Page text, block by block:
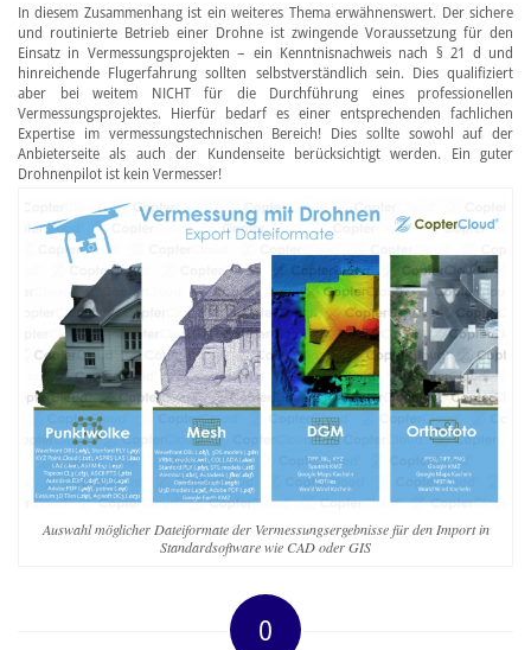
In diesem Zusammenhang ist ein weiteres Thema erwähnenswert. Der sichere
und routinierte Betrieb einer Drohne ist zwingende Voraussetzung für den
Einsatz in Vermessungsprojekten – ein Kenntnisnachweis nach § 21 d und
hinreichende Flugerfahrung sollten selbstverständlich sein. Dies qualifiziert
aber bei weitem NICHT für die Durchführung eines professionellen
Vermessungsprojektes. Hierfür bedarf es einer entsprechenden fachlichen
Expertise im vermessungstechnischen Bereich! Dies sollte sowohl auf der
Anbieterseite als auch der Kundenseite berücksichtigt werden. Ein guter
Drohnenpilot ist kein Vermesser!
Auswahl möglicher Dateiformate der Vermessungsergebnisse für den Import in
Standardsoftware wie CAD oder GIS
0